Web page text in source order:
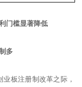
门槛显著降低
多
板注册制改革之际，